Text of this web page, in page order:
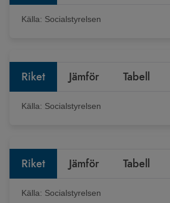
Källa: Socialstyrelsen
Riket Jämför Tabell
Källa: Socialstyrelsen
Riket Jämför Tabell
Källa: Socialstyrelsen